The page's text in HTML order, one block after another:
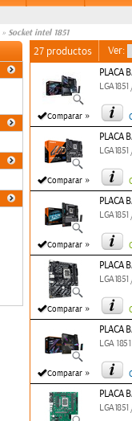
» Socket intel 1851
27 productos Ver:
Comparar »
PLACA
Comparar »
PLACA
Comparar »
PLACA
Comparar »
PLACA
Comparar »
PLACA
LGA
PLACA